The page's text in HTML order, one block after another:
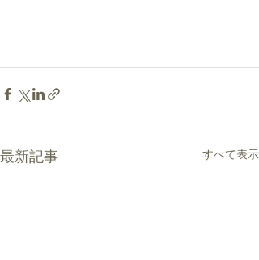
最新記事 すべて表示